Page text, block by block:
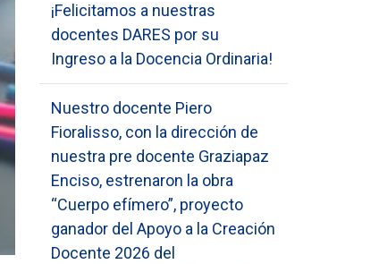
¡Felicitamos a nuestras
docentes DARES por su
Ingreso a la Docencia Ordinaria!
Nuestro docente Piero
Fioralisso, con la dirección de
nuestra pre docente Graziapaz
Enciso, estrenaron la obra
“Cuerpo efímero”, proyecto
ganador del Apoyo a la Creación
Docente 2026 del